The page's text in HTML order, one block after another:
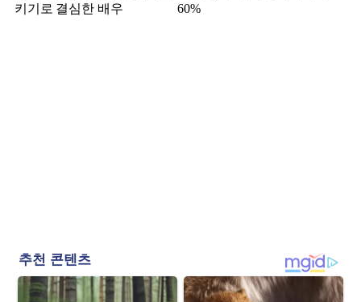
키기로 결심한 배우
60%